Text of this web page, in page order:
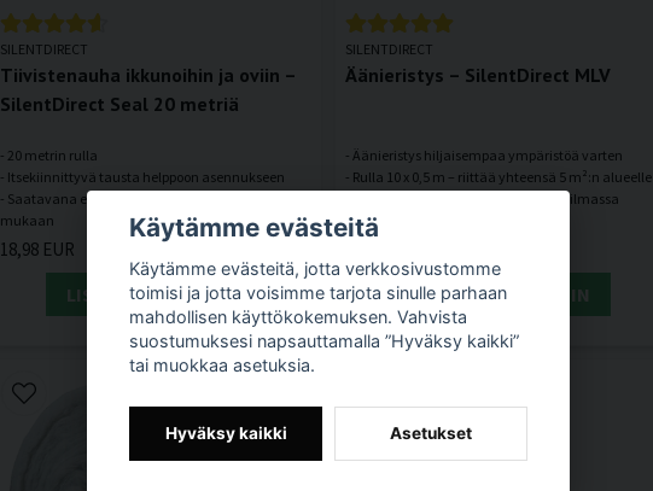
SILENTDIRECT
Tiivistenauha ikkunoihin ja oviin –
SilentDirect Seal 20 metriä
- 20 metrin rulla
- Itsekiinnittyvä tausta helppoon asennukseen
- Saatavana eri leveyksinä ja paksuuksina tarpeen
18,98 EUR
LISÄÄ OSTOSKORIIN
SILENTDIRECT
Äänieristys – SilentDirect MLV
- Äänieristys hiljaisempaa ympäristöä varten
- Rulla 10 x 0,5 m – riittää yhteensä 5 m²:n alueelle
- Paksu kumimatto, joka vaimentaa ilmassa
LISÄÄ OSTOSKORIIN
Käytämme evästeitä
Käytämme evästeitä, jotta verkkosivustomme
toimisi ja jotta voisimme tarjota sinulle parhaan
mahdollisen käyttökokemuksen. Vahvista
suostumuksesi napsauttamalla ”Hyväksy kaikki”
tai muokkaa asetuksia.
Hyväksy kaikki Asetukset